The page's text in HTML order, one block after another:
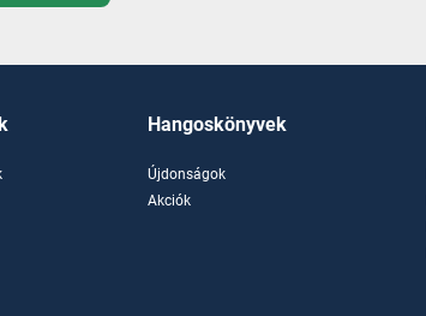
Hangoskönyvek
Újdonságok
Akciók